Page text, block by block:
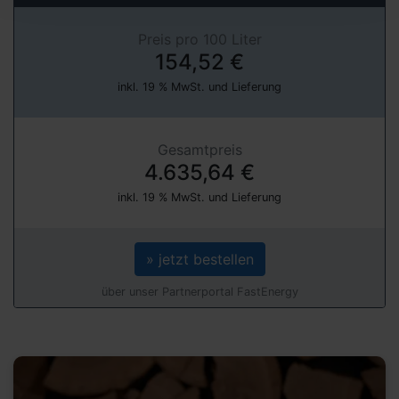
Preis pro 100 Liter
154,52 €
inkl. 19 % MwSt. und Lieferung
Gesamtpreis
4.635,64 €
inkl. 19 % MwSt. und Lieferung
» jetzt bestellen
über unser Partnerportal FastEnergy